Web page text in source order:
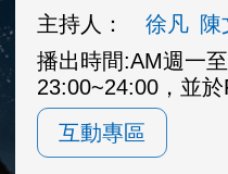
主持人：
徐凡 陳
播出時間:AM週一
23:00~24:00，並
互動專區